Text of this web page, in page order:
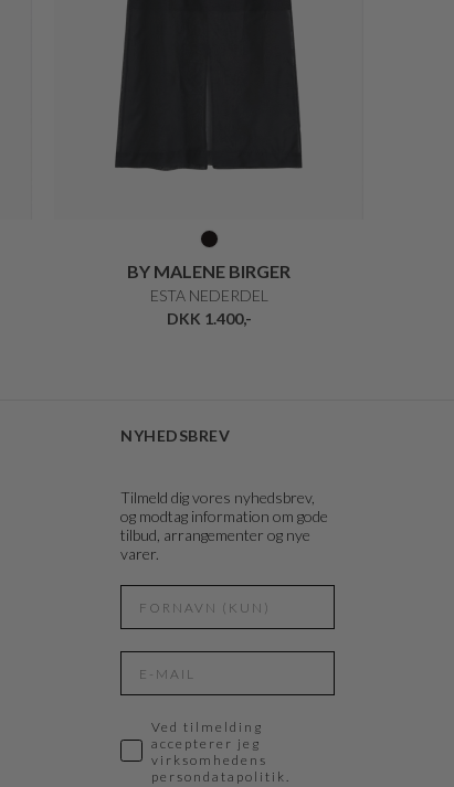
BY MALENE BIRGER
ESTA NEDERDEL
DKK 1.400,-
NYHEDSBREV
Tilmeld dig vores nyhedsbrev,
og modtag information om gode
tilbud, arrangementer og nye
varer.
Ved tilmelding
accepterer jeg
virksomhedens
persondatapolitik.